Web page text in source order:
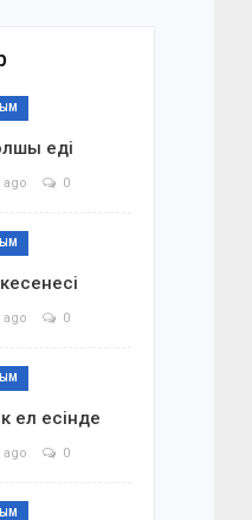
еді
ago 0
ago 0
ел есінде
ago 0